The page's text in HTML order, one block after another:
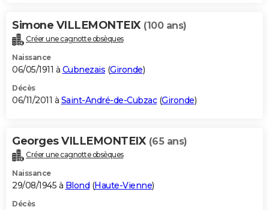
Simone VILLEMONTEIX (100 ans)
Créer une cagnotte obsèques
Naissance
06/05/1911 à Cubnezais (Gironde)
Décès
06/11/2011 à Saint-André-de-Cubzac(Gironde)
Georges VILLEMONTEIX (65 ans)
Créer une cagnotte obsèques
Naissance
29/08/1945 à Blond (Haute-Vienne)
Décès